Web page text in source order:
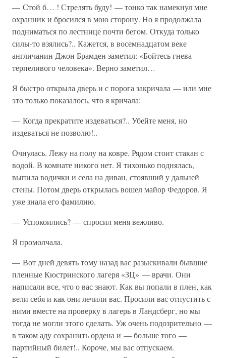
— Стой б… ! Стрелять буду! — тонко так намекнул мне
охранник и бросился в мою сторону. Но я продолжала
подниматься по лестнице почти бегом. Откуда только
силы-то взялись?.. Кажется, в восемнадцатом веке
англичанин Джон Брамден заметил: «Бойтесь гнева
терпеливого человека». Верно заметил…
Я быстро открыла дверь и с порога закричала — или мне
это только показалось, что я кричала:
— Когда прекратите издеваться?.. Убейте меня, но
издеваться не позволю!..
Очнулась. Лежу на полу на ковре. Рядом стоит стакан с
водой. В комнате никого нет. Я тихонько поднялась,
выпила водички и села на диван, стоявший у дальней
стены. Потом дверь открылась вошел майор Федоров. Я
уже знала его фамилию.
— Успокоились? — спросил меня вежливо.
Я промолчала.
— Вот дней девять тому назад вас разыскивали бывшие
пленные Кюстринского лагеря «ЗЦ» — врачи. Они
написали все, что о вас знают. Как вы попали в плен, как
вели себя и как они лечили вас. Просили вас отпустить с
ними вместе на проверку в лагерь в Ландсберг, но мы
тогда не могли этого сделать. Уж очень подозрительно —
в таком аду сохранить ордена и — больше того —
партийный билет!.. Короче, мы вас отпускаем.